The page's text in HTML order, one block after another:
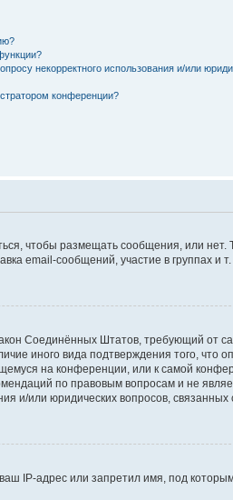
некорректного использования и/или
конференции?
чтобы размещать сообщения, или нет.
email-сообщений, участие в группах и т.
Соединённых Штатов, требующий от
иного вида подтверждения того, что
на конференции, или к самой
по правовым вопросам и не
и/или юридических вопросов,
IP-адрес или запретил имя, под